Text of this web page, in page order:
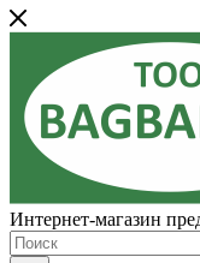
Интернет-магазин